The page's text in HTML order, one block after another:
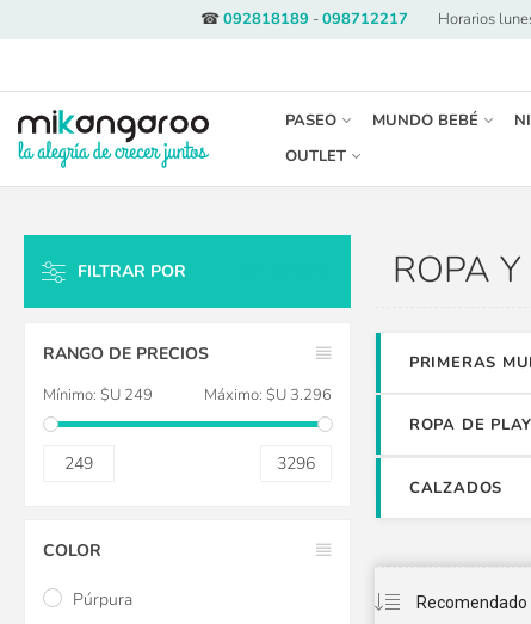
☎092818189-098712217 Horarios
PASEO MUNDO BEBÉ
OUTLET
ROPA
PRIMERAS
ROPA DE
CALZADOS
FILTRAR POR
RANGO DE PRECIOS
Mínimo: $U 249 Máximo: $U 3.296
249 3296
COLOR
Púrpura